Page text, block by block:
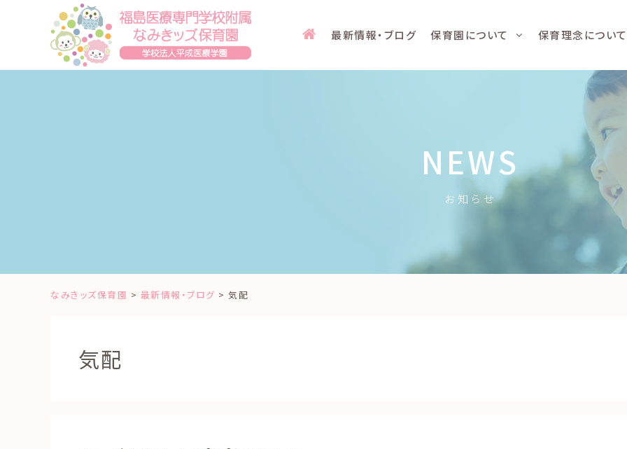
最新情報・ブログ 保育園について 保育理念について
NEWS
お知らせ
なみきッズ保育園 > 最新情報・ブログ > 気配
気配